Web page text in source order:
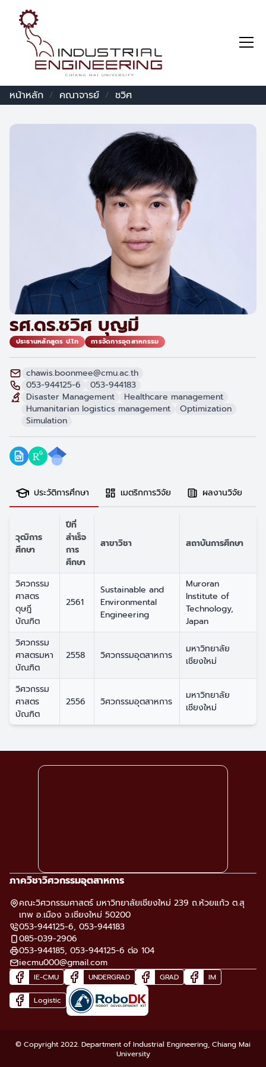
หน้าหลัก / คณาจารย์ / ชวิศ
รศ.ดร.ชวิศ บุญมี
ประธานหลักสูตร ป.โท การจัดการอุตสาหกรรม
chawis.boonmee@cmu.ac.th
053-944125-6
053-944183
Disaster Management
Healthcare management
Humanitarian logistics management
Optimization
Simulation
ประวัติการศึกษา เมตริกการวิจัย ผลงานวิจัย
วุฒิการ
ศึกษา
ปีที่
สำเร็จ
การ
ศึกษา
สาขาวิชา สถาบันการศึกษา
วิศวกรรม
ศาสตร
ดุษฎี
บัณฑิต
2561
Sustainable and
Environmental
Engineering
Muroran
Institute of
Technology,
Japan
วิศวกรรม
ศาสตรมหา
บัณฑิต
2558 วิศวกรรมอุตสาหการ
มหาวิทยาลัย
เชียงใหม่
วิศวกรรม
ศาสตร
บัณฑิต
2556 วิศวกรรมอุตสาหการ
มหาวิทยาลัย
เชียงใหม่
ภาควิชาวิศวกรรมอุตสาหการ
คณะวิศวกรรมศาสตร์ มหาวิทยาลัยเชียงใหม่ 239 ถ.ห้วยแก้ว ต.สุ
เทพ อ.เมือง จ.เชียงใหม่ 50200
053-944125-6, 053-944183
085-039-2906
053-944185, 053-944125-6 ต่อ 104
iecmu000@gmail.com
IE-CMU UNDERGRAD GRAD IM
Logistic
© Copyright 2022. Department of Industrial Engineering, Chiang Mai
University